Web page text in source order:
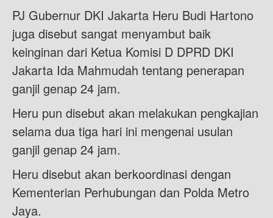
PJ Gubernur DKI Jakarta Heru Budi Hartono
juga disebut sangat menyambut baik
keinginan dari Ketua Komisi D DPRD DKI
Jakarta Ida Mahmudah tentang penerapan
ganjil genap 24 jam.
Heru pun disebut akan melakukan pengkajian
selama dua tiga hari ini mengenai usulan
ganjil genap 24 jam.
Heru disebut akan berkoordinasi dengan
Kementerian Perhubungan dan Polda Metro
Jaya.